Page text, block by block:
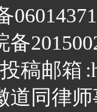
备
投稿邮箱
道同律